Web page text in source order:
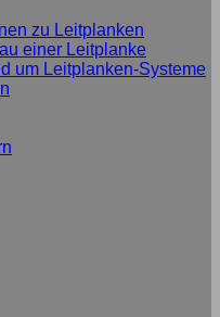
zu Leitplanken
einer Leitplanke
um Leitplanken-Systeme